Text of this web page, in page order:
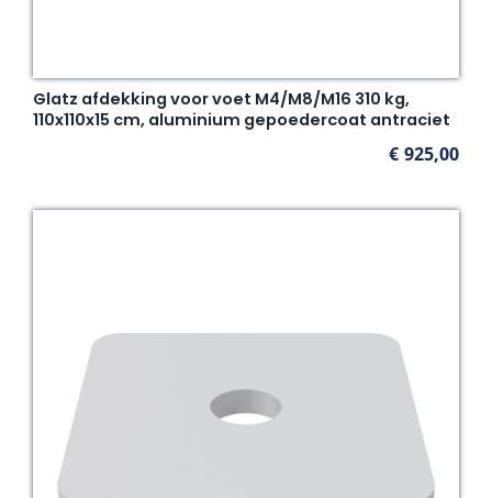
Glatz afdekking voor voet M4/M8/M16 310 kg,
110x110x15 cm, aluminium gepoedercoat antraciet
€ 925,00